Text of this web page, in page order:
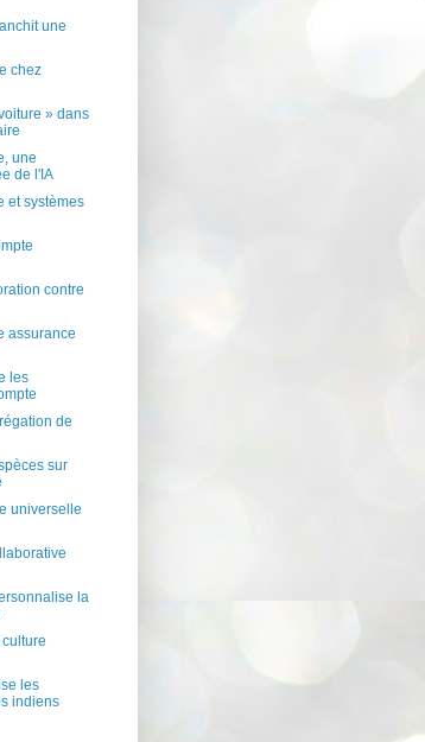
une
chez
» dans
une
de l'IA
et systèmes
contre
assurance
les
de
sur
universelle
la
les
indiens